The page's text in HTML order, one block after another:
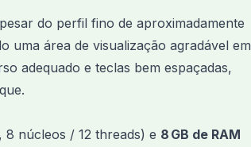
do perfil fino de aproximadamente
uma área de visualização agradável em
adequado e teclas bem espaçadas,
8 núcleos / 12 threads) e 8 GB de RAM